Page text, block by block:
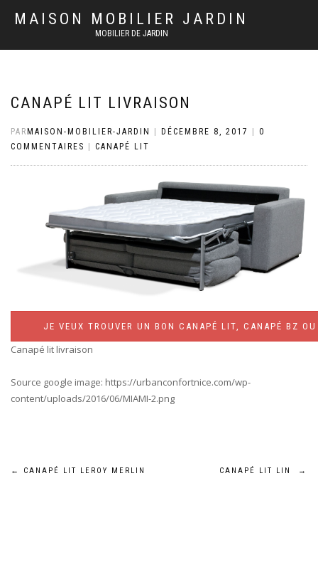
MAISON MOBILIER JARDIN
MOBILIER DE JARDIN
CANAPÉ LIT LIVRAISON
PAR MAISON-MOBILIER-JARDIN DÉCEMBRE 8, 2017
0
COMMENTAIRES
CANAPÉ LIT
JE VEUX TROUVER UN BON CANAPÉ LIT, CANAPÉ BZ
Canapé lit livraison
Source google image: https://urbanconfortnice.com/wp-
content/uploads/2016/06/MIAMI-2.png
Navigation
← CANAPÉ LIT LEROY MERLIN CANAPÉ LIT LIN →